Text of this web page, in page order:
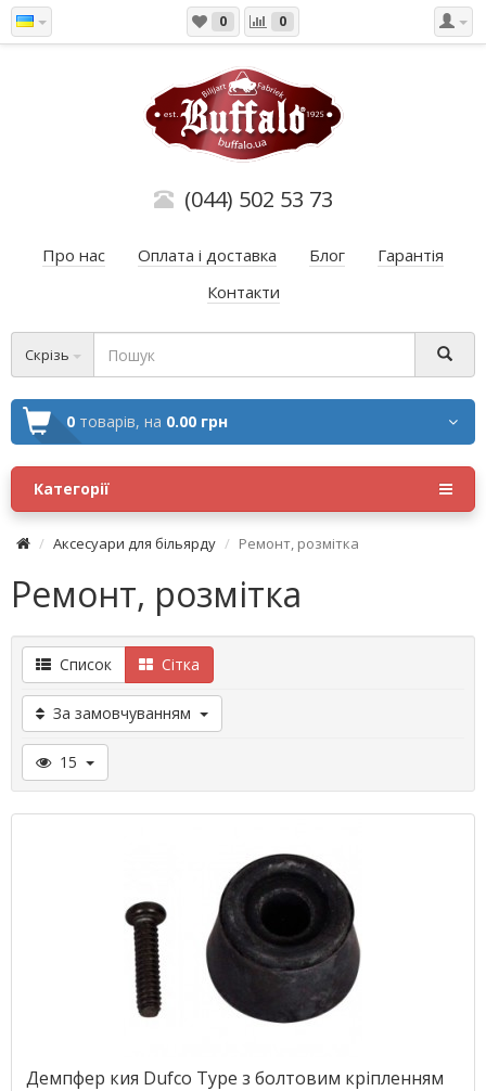
0 0
(044) 502 53 73
Про нас Оплата і доставка Блог
Гарантія
Контакти
Скрізь
0 товарів, на 0.00 грн
Категорії
Аксесуари для більярду Ремонт, розмітка
Ремонт, розмітка
Список Сітка
За замовчуванням
15
Демпфер кия Dufco Type з болтовим кріпленням